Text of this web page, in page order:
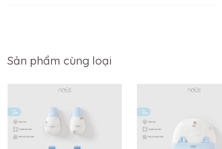
Sản phẩm cùng loại